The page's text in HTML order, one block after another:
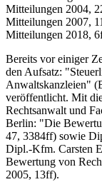
Mitteilungen 2004,
Mitteilungen 2007,
Mitteilungen 2018,
Bereits vor einiger
den Aufsatz:
Anwaltskanzleien"
veröffentlicht. Mit
Rechtsanwalt und
Berlin: "Die
47, 3384ff) sowie
Dipl.-Kfm. Carsten
Bewertung von
2005, 13ff).